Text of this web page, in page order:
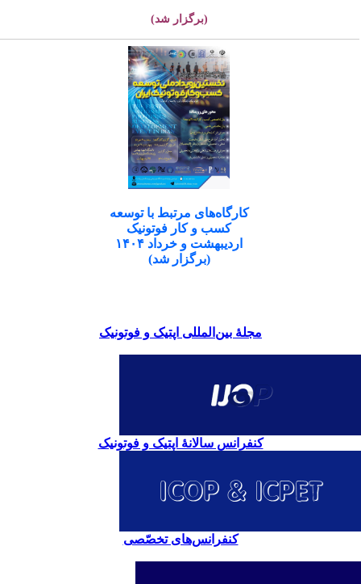
(برگزار شد)
کارگاه‌های مرتبط با توسعه
کسب و کار فوتونیک
اردیبهشت و خرداد ۱۴۰۴
(برگزار شد)
مجلۀ بین‌المللی اپتیک و فوتونیک
کنفرانس سالانۀ اپتیک و فوتونیک
کنفرانس‌های تخصّصی